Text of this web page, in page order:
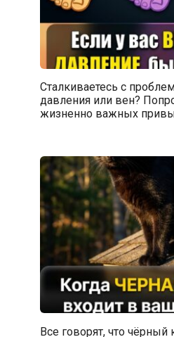
Сталкиваетесь с
давления или вен?
жизненно важных
Все говорят, что чёрный